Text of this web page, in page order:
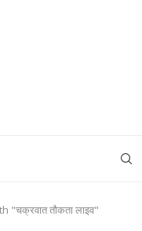
"चक्रवात तौकता लाइव"